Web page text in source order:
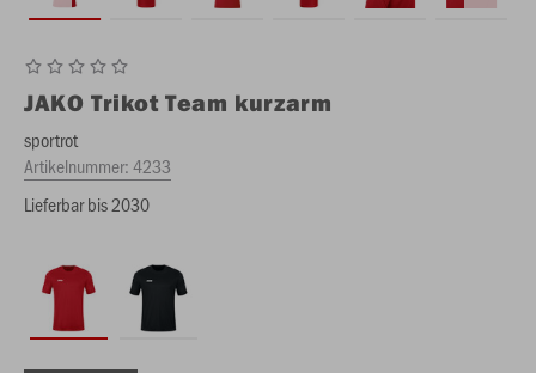
JAKO Trikot Team kurzarm
sportrot
Artikelnummer:4233
Lieferbar bis 2030